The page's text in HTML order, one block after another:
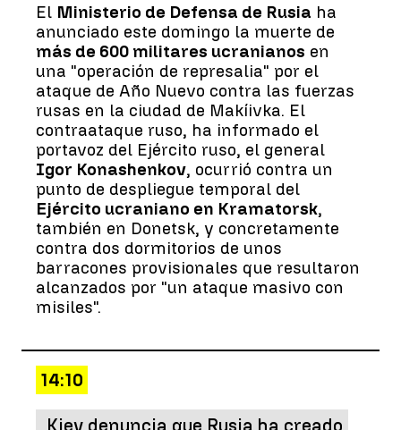
El Ministerio de Defensa de Rusia ha
anunciado este domingo la muerte de
más de 600 militares ucranianos en
una "operación de represalia" por el
ataque de Año Nuevo contra las fuerzas
rusas en la ciudad de Makíivka. El
contraataque ruso, ha informado el
portavoz del Ejército ruso, el general
Igor Konashenkov, ocurrió contra un
punto de despliegue temporal del
Ejército ucraniano en Kramatorsk,
también en Donetsk, y concretamente
contra dos dormitorios de unos
barracones provisionales que resultaron
alcanzados por "un ataque masivo con
misiles".
14:10
Kiev denuncia que Rusia ha creado